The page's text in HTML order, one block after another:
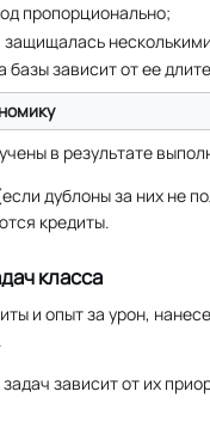
пропорционально;
базы зависит от ее
в результате
дублоны за них не
кредиты.
класса
и опыт за урон,
зависит от их